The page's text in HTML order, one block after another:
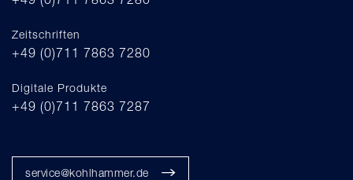
Zeitschriften
+49 (0)711 7863 7280
Digitale Produkte
+49 (0)711 7863 7287
service@kohlhammer.de